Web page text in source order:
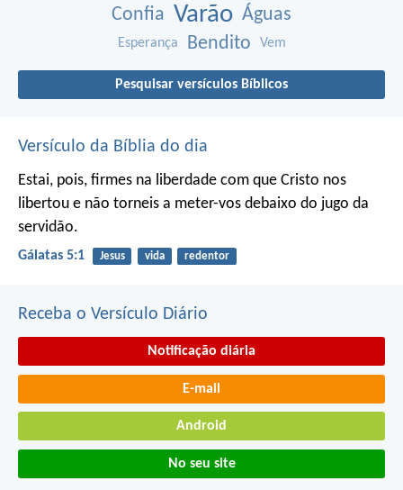
Confia Varão Águas
Esperança Bendito Vem
Pesquisar versículos Bíblicos
Versículo da Bíblia do dia
Estai, pois, firmes na liberdade com que Cristo nos
libertou e não torneis a meter-vos debaixo do jugo da
servidão.
Gálatas 5:1 Jesus vida redentor
Receba o Versículo Diário
Notificação diária
E-mail
Android
No seu site